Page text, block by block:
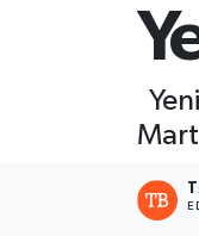
Süper Lig
Tüm
Haber Arşivi